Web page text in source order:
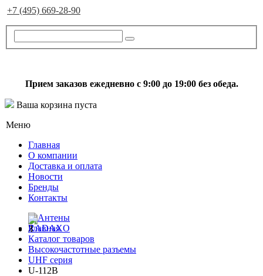
+7 (495) 669-28-90
Прием заказов ежедневно с 9:00 до 19:00 без обеда.
Ваша корзина пуста
Меню
Главная
О компании
Доставка и оплата
Новости
Бренды
Контакты
Главная
Каталог товаров
Высокочастотные разъемы
UHF серия
U-112B